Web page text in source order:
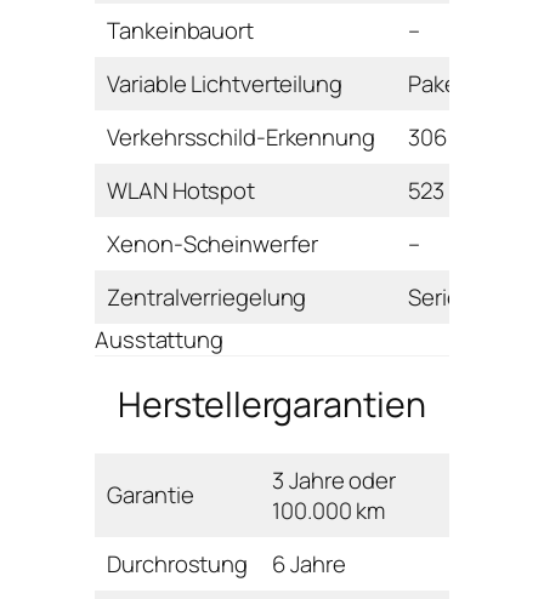
Tankeinbauort
–
Variable Lichtverteilung
Paket
Verkehrsschild-Erkennung
306 Euro
WLAN Hotspot
523 Euro
Xenon-Scheinwerfer
–
Zentralverriegelung
Serie
Ausstattung
Herstellergarantien
Garantie
3 Jahre oder
100.000 km
Durchrostung
6 Jahre